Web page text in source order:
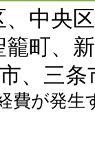
中央
町、
、三
費が発